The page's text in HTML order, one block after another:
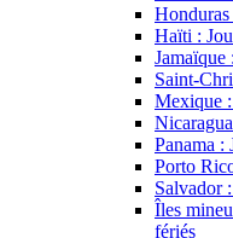
Honduras
Haïti :
Jamaïque
Saint-
Mexique
Panama :
Porto
Salvador
Îles
fériés